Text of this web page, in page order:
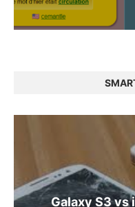
Galaxy S3 vs